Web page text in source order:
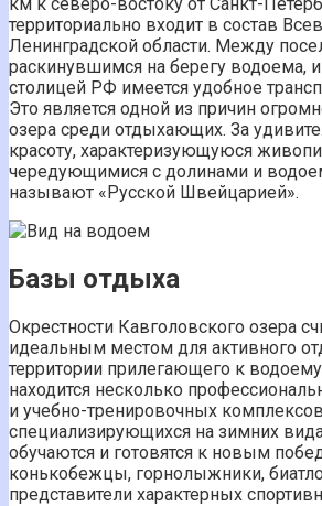
территориально входит в состав
Ленинградской области. Между
раскинувшимся на берегу водоема,
столицей РФ имеется удобное
Это является одной из причин
озера среди отдыхающих. За
красоту, характеризующуюся
чередующимися с долинами и
называют «Русской Швейцарией».
Базы отдыха
Окрестности Кавголовского озера
идеальным местом для активного
территории прилегающего к
находится несколько
и учебно-тренировочных
специализирующихся на зимних
обучаются и готовятся к новым
конькобежцы, горнолыжники,
представители характерных